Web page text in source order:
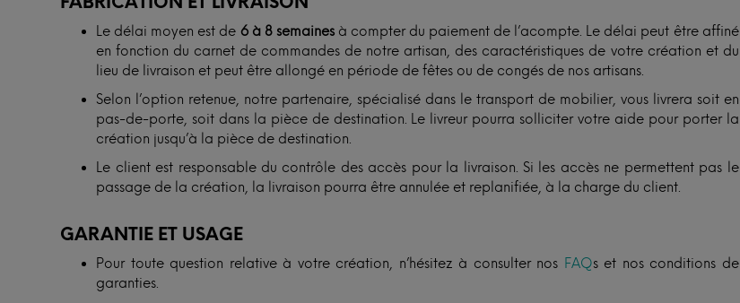
Le délai moyen est de 6 à 8 semainesà compter du paiement de l’acompte. Le délai peut être affiné
en fonction du carnet de commandes de notre artisan, des caractéristiques de votre création et du
lieu de livraison et peut être allongé en période de fêtes ou de congés de nos artisans.
Selon l’option retenue, notre partenaire, spécialisé dans le transport de mobilier, vous livrera soit en
pas-de-porte, soit dans la pièce de destination. Le livreur pourra solliciter votre aide pour porter la
création jusqu’à la pièce de destination.
Le client est responsable du contrôle des accès pour la livraison. Si les accès ne permettent pas le
passage de la création, la livraison pourra être annulée et replanifiée, à la charge du client.
GARANTIE ET USAGE
Pour toute question relative à votre création, n’hésitez à consulter nos FAQs et nos conditions de
garanties.